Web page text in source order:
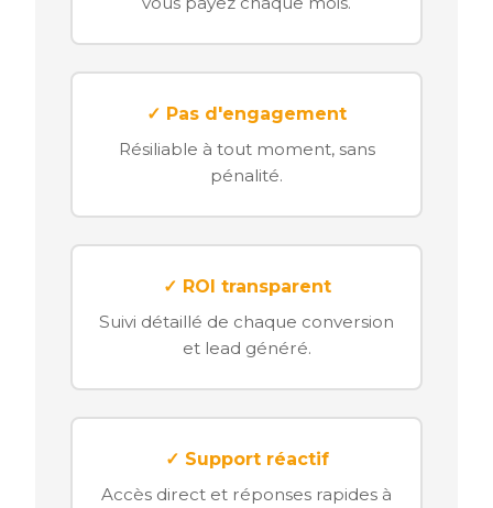
✓ Pas d'engagement
Résiliable à tout moment, sans
pénalité.
✓ ROI transparent
Suivi détaillé de chaque conversion
et lead généré.
✓ Support réactif
Accès direct et réponses rapides à